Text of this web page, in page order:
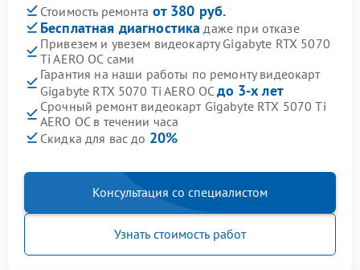
Стоимость ремонта от 380 руб.
Бесплатная диагностика даже при отказе
Привезем и увезем видеокарту Gigabyte RTX 5070
Ti AERO OC сами
Гарантия на наши работы по ремонту видеокарт
Gigabyte RTX 5070 Ti AERO OCдо 3-х лет
Срочный ремонт видеокарт Gigabyte RTX 5070 Ti
AERO OC в течении часа
Скидка для вас до 20%
Консультация со специалистом
Узнать стоимость работ